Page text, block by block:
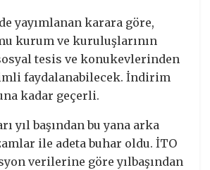
yayımlanan karara göre,
kurum ve kuruluşlarının
tesis ve konukevlerinden
faydalanabilecek. İndirim
kadar geçerli.
yıl başından bu yana arka
ile adeta buhar oldu. İTO
verilerine göre yılbaşından